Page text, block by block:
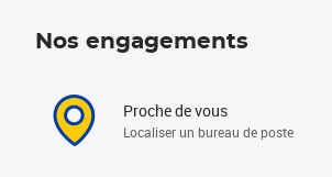
Nos engagements
Proche de vous
Localiser un bureau de poste